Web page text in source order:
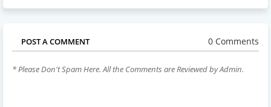
POST A COMMENT 0 Comments
* Please Don't Spam Here. All the Comments are Reviewed by Admin.